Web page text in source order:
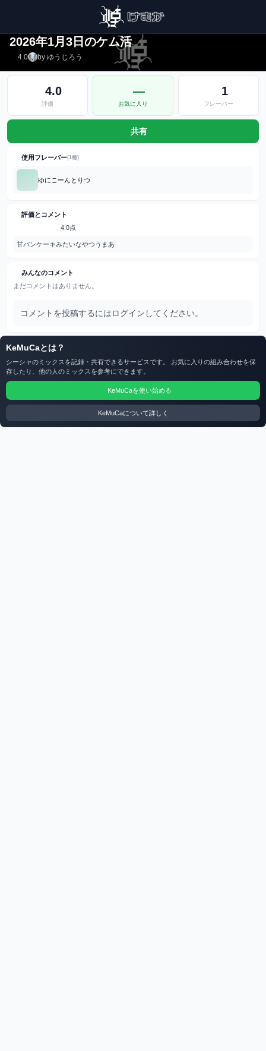
2026年1月3日のケム活
4.0 by ゆうじろう
4.0
評価
—
お気に入り
1
フレーバー
共有
使用フレーバー(1種)
ゆにこーんとりつ
評価とコメント
4.0点
甘パンケーキみたいなやつうまあ
みんなのコメント
まだコメントはありません。
コメントを投稿するにはログインしてください。
KeMuCaとは？
シーシャのミックスを記録・共有できるサービスです。 お気に入りの組み合わせを保
存したり、他の人のミックスを参考にできます。
KeMuCaを使い始める
KeMuCaについて詳しく